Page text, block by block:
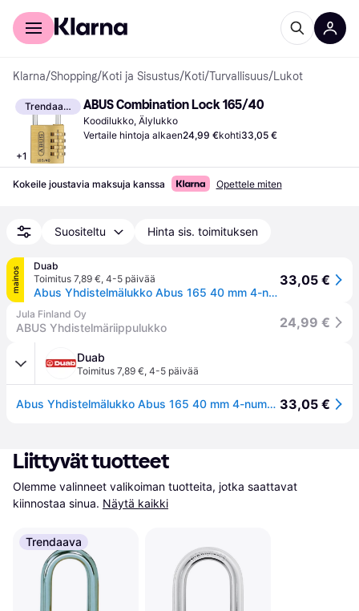
Kuluttajille
Klarna/Shopping/Koti ja Sisustus/Koti/Turvallisuus/Lukot
Trendaava
+1
ABUS Combination Lock 165/40
Koodilukko, Älylukko
Vertaile hintoja alkaen24,99 €kohti33,05 €
Kokeile joustavia maksuja kanssa Opettele miten
Suositeltu Hinta sis. toimituksen
mainos
Duab
Toimitus 7,89 €, 4-5 päivää
Abus Yhdistelmälukko Abus 165 40 mm 4-numeroinen
33,05 €
Jula Finland Oy
ABUS Yhdistelmäriippulukko 24,99 €
Duab
Toimitus 7,89 €, 4-5 päivää
Abus Yhdistelmälukko Abus 165 40 mm 4-numeroinen 33,05 €
Liittyvät tuotteet
Olemme valinneet valikoiman tuotteita, jotka saattavat
kiinnostaa sinua. Näytä kaikki
Trendaava